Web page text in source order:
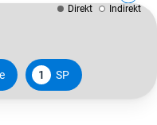
1 SP
Direkt Indirekt